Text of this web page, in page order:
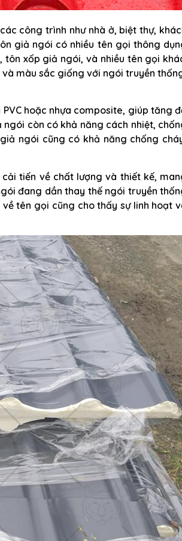
công trình như nhà ở, biệt thự,
giả ngói có nhiều tên gọi thông
xốp giả ngói, và nhiều tên gọi
màu sắc giống với ngói truyền
hoặc nhựa composite, giúp tăng
còn có khả năng cách nhiệt,
ngói cũng có khả năng chống
tiến về chất lượng và thiết kế,
đang dần thay thế ngói truyền
tên gọi cũng cho thấy sự linh hoạt